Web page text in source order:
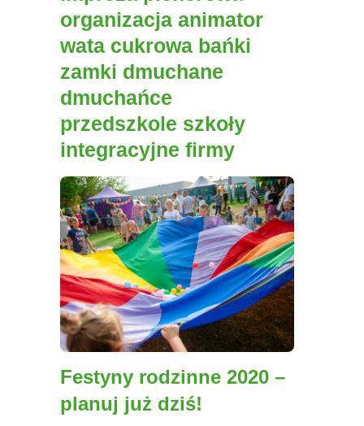
organizacja animator
wata cukrowa bańki
zamki dmuchane
dmuchańce
przedszkole szkoły
integracyjne firmy
Festyny rodzinne 2020 –
planuj już dziś!